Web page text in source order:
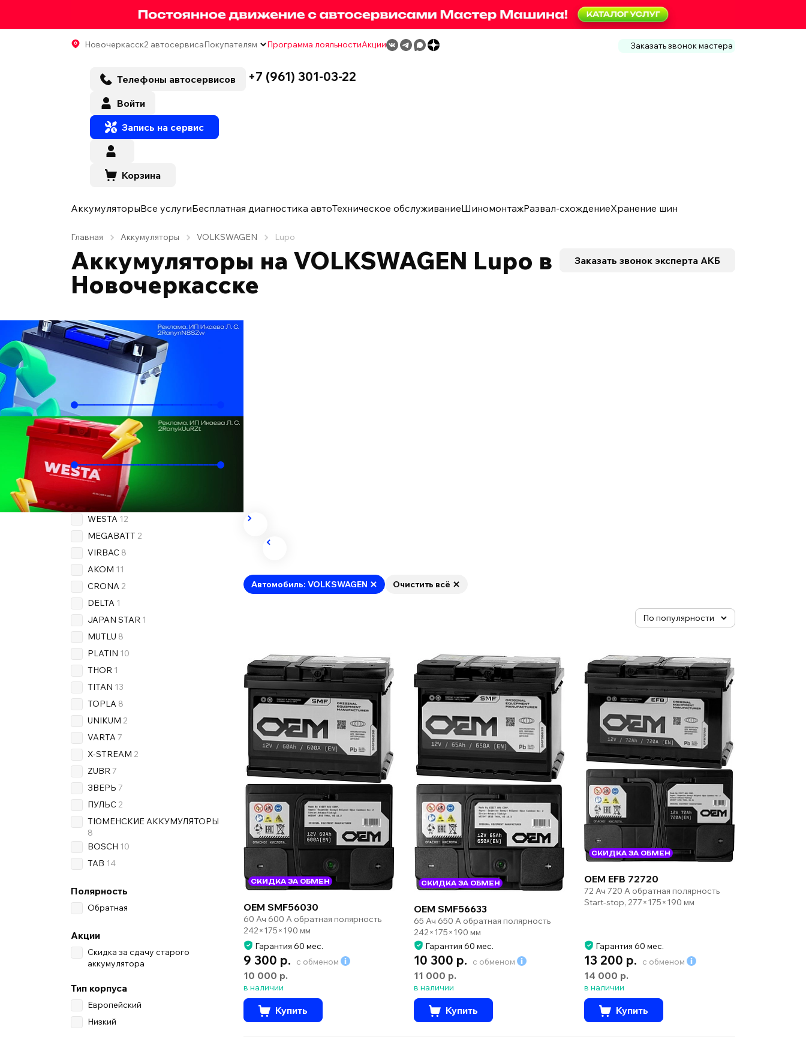
Новочеркасск2 автосервисаПокупателям Программа лояльностиАкции Заказать звонок мастера
Телефоны автосервисов +7 (961) 301-03-22
Войти
Запись на сервис
Корзина
АккумуляторыВсе услугиБесплатная диагностика автоТехническое обслуживаниеШиномонтажРазвал-схождениеХранение шин
Главная Аккумуляторы VOLKSWAGEN Lupo
Аккумуляторы на VOLKSWAGEN Lupo в
Новочеркасске
Заказать звонок эксперта АКБ
Подобрать по автомобилю
Ёмкость, Ач
Пусковой ток, А
500
Бренд
OEM13
WESTA 12
MEGABATT 2
VIRBAC 8
AKOM 11
CRONA 2
DELTA 1
JAPAN STAR 1
MUTLU 8
PLATIN 10
THOR 1
TITAN 13
TOPLA 8
UNIKUM 2
VARTA 7
X-STREAM 2
ZUBR 7
ЗВЕРЬ 7
ПУЛЬС 2
ТЮМЕНСКИЕ АККУМУЛЯТОРЫ
8
BOSCH 10
TAB 14
Полярность
Обратная
Акции
Скидка за сдачу старого
аккумулятора
Тип корпуса
Европейский
Низкий
Автомобиль: VOLKSWAGEN Очистить всё
СКИДКА ЗА ОБМЕН
OEM SMF56030
60 Ач 600 А обратная полярность
242×175×190 мм
Гарантия 60 мес.
9 300 р. с обменом
10 000 р.
в наличии
Купить
СКИДКА ЗА ОБМЕН
OEM SMF56633
65 Ач 650 А обратная полярность
242×175×190 мм
Гарантия 60 мес.
10 300 р. с обменом
11 000 р.
в наличии
Купить
СКИДКА ЗА ОБМЕН
OEM EFB 72720
72 Ач 720 А обратная полярность
Start-stop, 277×175×190 мм
Гарантия 60 мес.
13 200 р. с обменом
14 000 р.
в наличии
Купить